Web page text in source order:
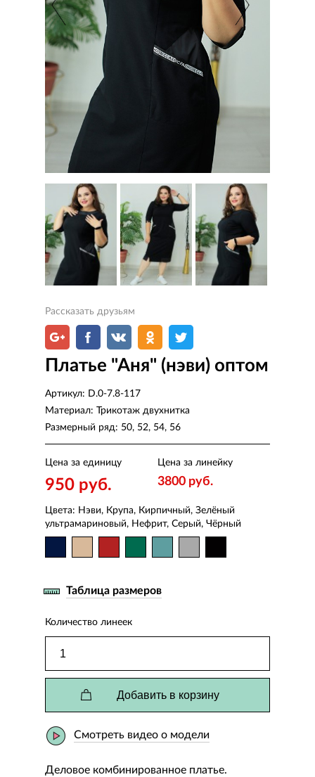
Рассказать друзьям
Платье "Аня" (нэви) оптом
Артикул: D.0-7.8-117
Материал: Трикотаж двухнитка
Размерный ряд: 50, 52, 54, 56
Цена за единицу
950 руб.
Цена за линейку
3800 руб.
Цвета: Нэви, Крупа, Кирпичный, Зелёный
ультрамариновый, Нефрит, Серый, Чёрный
Таблица размеров
Количество линеек
Добавить в корзину
Смотреть видео о модели
Деловое комбинированное платье.